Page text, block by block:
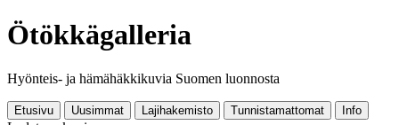
Ötökkägalleria
Hyönteis- ja hämähäkkikuvia Suomen luonnosta
Etusivu Uusimmat Lajihakemisto Tunnistamattomat Info